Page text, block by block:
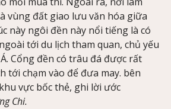
vùng đất giao lưu văn hóa giữa
này ngôi đền này nổi tiếng là có
tới du lịch tham quan, chủ yếu
Cổng đền có trâu đá được rất
tới chạm vào để đưa may. bên
vực bốc thẻ, ghi lời ước
Chi.